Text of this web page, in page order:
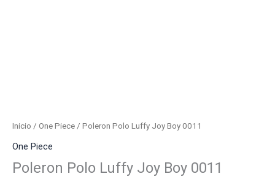
Inicio / One Piece / Poleron Polo Luffy Joy Boy 0011
One Piece
Poleron Polo Luffy Joy Boy 0011